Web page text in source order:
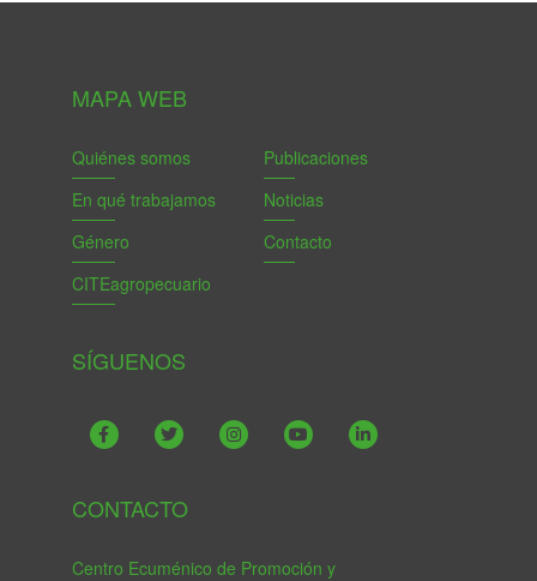
MAPA WEB
Quiénes somos
En qué trabajamos
Género
CITEagropecuario
Publicaciones
Noticias
Contacto
SÍGUENOS
CONTACTO
Centro Ecuménico de Promoción y